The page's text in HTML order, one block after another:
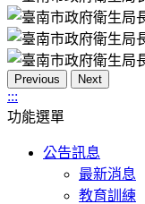
Previous Next
:::
功能選單
公告訊息
最新消息
教育訓練